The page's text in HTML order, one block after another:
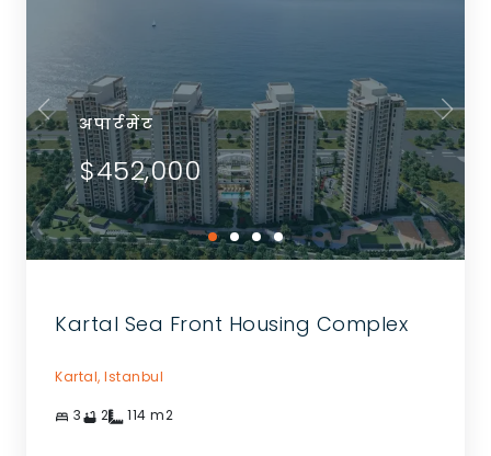
अपार्टमेंट
$452,000
Kartal Sea Front Housing Complex
Kartal, Istanbul
3 2 114 m2